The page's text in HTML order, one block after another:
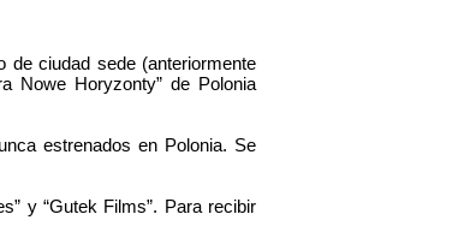
de ciudad sede (anteriormente
Nowe Horyzonty” de Polonia
estrenados en Polonia. Se
y “Gutek Films”. Para recibir